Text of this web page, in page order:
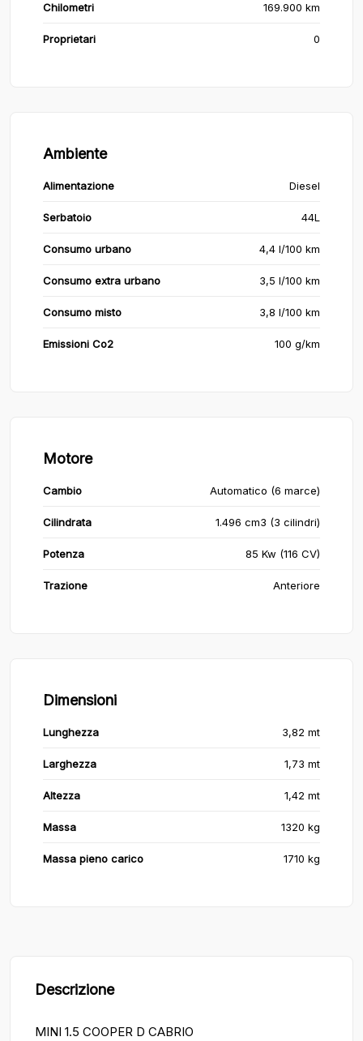
Chilometri 169.900 km
Proprietari 0
Ambiente
Alimentazione Diesel
Serbatoio 44L
Consumo urbano 4,4 l/100 km
Consumo extra urbano 3,5 l/100 km
Consumo misto 3,8 l/100 km
Emissioni Co2 100 g/km
Motore
Cambio Automatico (6 marce)
Cilindrata 1.496 cm3 (3 cilindri)
Potenza 85 Kw (116 CV)
Trazione Anteriore
Dimensioni
Lunghezza 3,82 mt
Larghezza 1,73 mt
Altezza 1,42 mt
Massa 1320 kg
Massa pieno carico 1710 kg
Descrizione
MINI 1.5 COOPER D CABRIO